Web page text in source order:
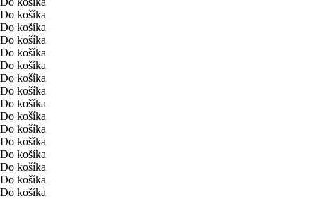
Do košíka
Do košíka
Do košíka
Do košíka
Do košíka
Do košíka
Do košíka
Do košíka
Do košíka
Do košíka
Do košíka
Do košíka
Do košíka
Do košíka
Do košíka